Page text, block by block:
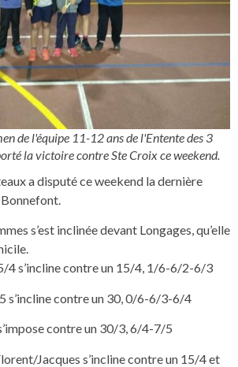
de l'équipe 11-12 ans de l'Entente des 3
la victoire contre Ste Croix ce weekend.
a disputé ce weekend la dernière
s’est inclinée devant Longages, qu’elle
4 s’incline contre un 15/4, 1/6-6/2-6/3
s’incline contre un 30, 0/6-6/3-6/4
contre un 30/3, 6/4-7/5
Jacques s’incline contre un 15/4 et